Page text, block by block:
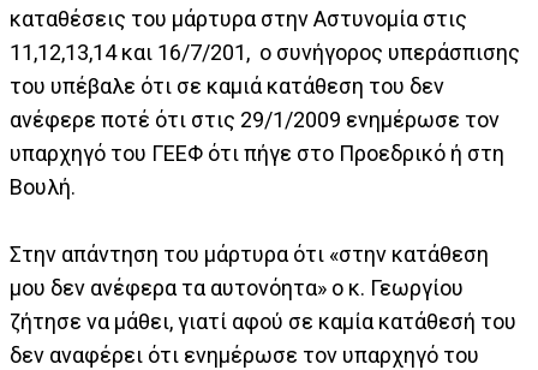
καταθέσεις του μάρτυρα στην Αστυνομία στις
11,12,13,14 και 16/7/201, ο συνήγορος υπεράσπισης
του υπέβαλε ότι σε καμιά κατάθεση του δεν
ανέφερε ποτέ ότι στις 29/1/2009 ενημέρωσε τον
υπαρχηγό του ΓΕΕΦ ότι πήγε στο Προεδρικό ή στη
Βουλή.
Στην απάντηση του μάρτυρα ότι «στην κατάθεση
μου δεν ανέφερα τα αυτονόητα» ο κ. Γεωργίου
ζήτησε να μάθει, γιατί αφού σε καμία κατάθεσή του
δεν αναφέρει ότι ενημέρωσε τον υπαρχηγό του